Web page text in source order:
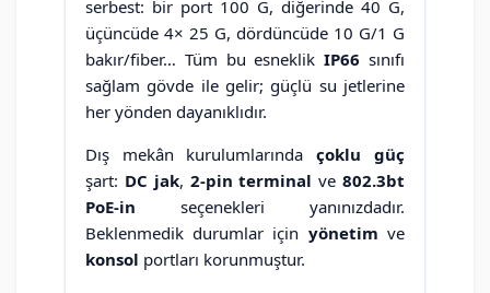
serbest: bir port 100 G, diğerinde 40 G,
üçüncüde 4× 25 G, dördüncüde 10 G/1 G
bakır/fiber… Tüm bu esneklikIP66 sınıfı
sağlam gövde ile gelir; güçlü su jetlerine
her yönden dayanıklıdır.
Dış mekân kurulumlarındaçoklu güç
şart: DC jak, 2-pin terminal ve802.3bt
PoE-in seçenekleri yanınızdadır.
Beklenmedik durumlar için yönetim ve
konsol portları korunmuştur.